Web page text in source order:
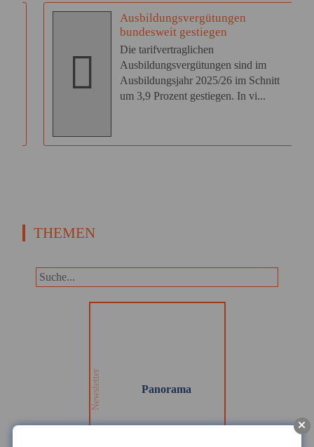
Ausbildungsvergütungen
bundesweit gestiegen
Die tarifvertraglichen
Ausbildungsvergütungen sind im
Ausbildungsjahr 2025/26 im Schnitt
um 3,9 Prozent gestiegen. In vi...
THEMEN
Newsletter Panorama